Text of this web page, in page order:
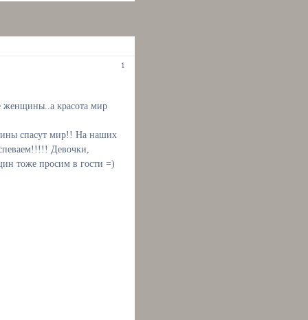
1
женщины..а красота мир
спасут мир!! На наших
Девочки,
тоже просим в гости =)